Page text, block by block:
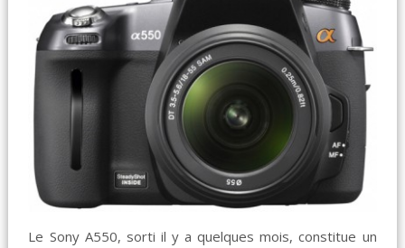
Le Sony A550, sorti il y a quelques mois, constitue un